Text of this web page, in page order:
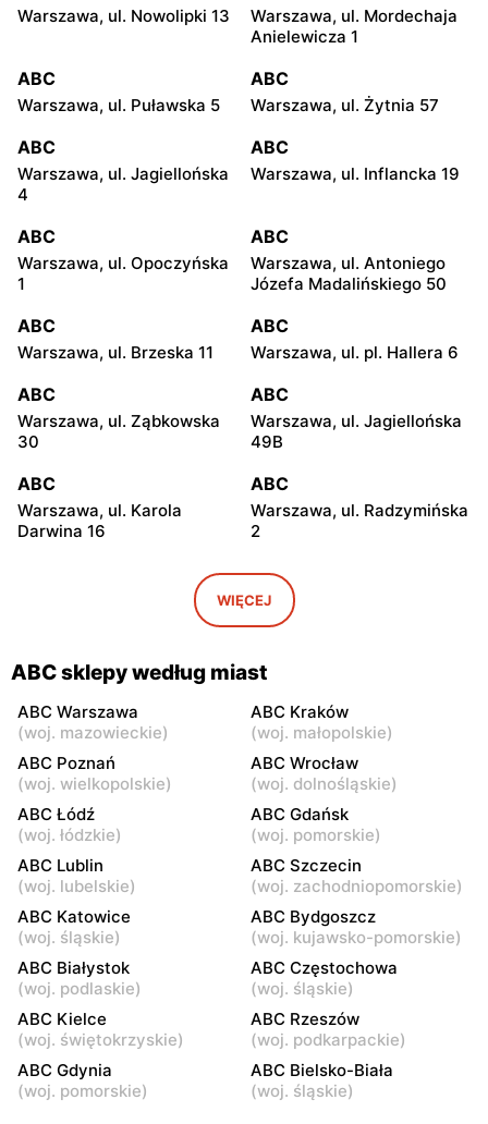
Warszawa, ul. Nowolipki 13
Warszawa, ul. Mordechaja
Anielewicza 1
ABC
Warszawa, ul. Puławska 5
ABC
Warszawa, ul. Żytnia 57
ABC
Warszawa, ul. Jagiellońska
4
ABC
Warszawa, ul. Inflancka 19
ABC
Warszawa, ul. Opoczyńska
1
ABC
Warszawa, ul. Antoniego
Józefa Madalińskiego 50
ABC
Warszawa, ul. Brzeska 11
ABC
Warszawa, ul. pl. Hallera 6
ABC
Warszawa, ul. Ząbkowska
30
ABC
Warszawa, ul. Jagiellońska
49B
ABC
Warszawa, ul. Karola
Darwina 16
ABC
Warszawa, ul. Radzymińska
2
ABC
Warszawa, ul. Białostocka
9
ABC
Warszawa, ul. Grochowska
321
ABC
ABC
Warszawa, ul. Kowieńska
20
ABC
Warszawa, ul. Chełmska 9
ABC
Warszawa, ul. Łochowska
39
ABC
Warszawa, ul. Pustola 23
ABC
Warszawa, ul. Staniewicka
24
ABC
Warszawa, ul. Ludwika
Kickiego 12
ABC
Warszawa, ul. Grenadierów
2
ABC
Warszawa, ul. Jana
Kochanowskiego 39
WIĘCEJ
ABC sklepy według miast
ABC Warszawa
(woj. mazowieckie)
ABC Kraków
(woj. małopolskie)
ABC Poznań
(woj. wielkopolskie)
ABC Wrocław
(woj. dolnośląskie)
ABC Łódź
(woj. łódzkie)
ABC Gdańsk
(woj. pomorskie)
ABC Lublin
(woj. lubelskie)
ABC Szczecin
(woj. zachodniopomorskie)
ABC Katowice
(woj. śląskie)
ABC Bydgoszcz
(woj. kujawsko-pomorskie)
ABC Białystok
(woj. podlaskie)
ABC Częstochowa
(woj. śląskie)
ABC Kielce
(woj. świętokrzyskie)
ABC Rzeszów
(woj. podkarpackie)
ABC Gdynia
(woj. pomorskie)
ABC Bielsko-Biała
(woj. śląskie)